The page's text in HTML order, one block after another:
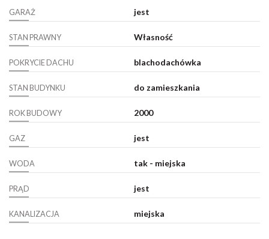
GARAŻ jest
STAN PRAWNY Własność
POKRYCIE DACHU blachodachówka
STAN BUDYNKU do zamieszkania
ROK BUDOWY 2000
GAZ jest
WODA tak - miejska
PRĄD jest
KANALIZACJA miejska